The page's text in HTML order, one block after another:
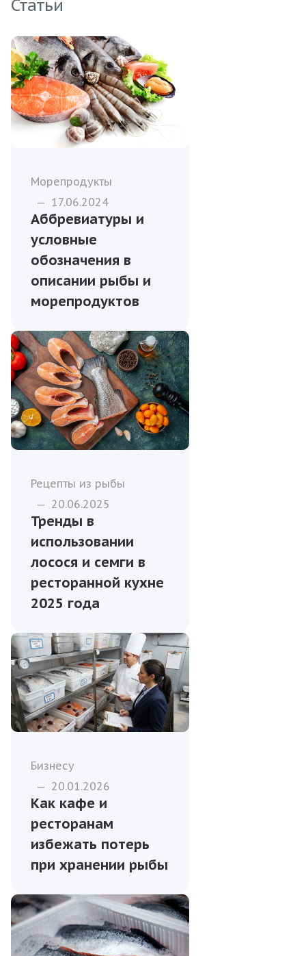
Статьи
Морепродукты
— 17.06.2024
Аббревиатуры и
условные
обозначения в
описании рыбы и
морепродуктов
Рецепты из рыбы
— 20.06.2025
Тренды в
использовании
лосося и семги в
ресторанной кухне
2025 года
Бизнесу
— 20.01.2026
Как кафе и
ресторанам
избежать потерь
при хранении рыбы